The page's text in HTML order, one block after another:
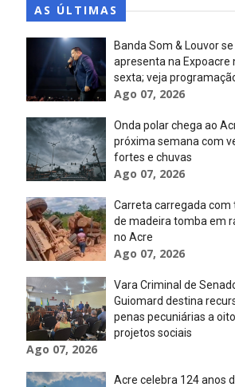
AS ÚLTIMAS
Banda Som & Louvor se
apresenta na Expoacre
sexta; veja
Ago 07, 2026
Onda polar chega ao
próxima semana com
fortes e chuvas
Ago 07, 2026
Carreta carregada com
de madeira tomba em
no Acre
Ago 07, 2026
Vara Criminal de
Guiomard destina
penas pecuniárias a oito
projetos sociais
Ago 07, 2026
Acre celebra 124 anos